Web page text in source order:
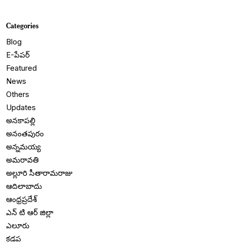
Categories
Blog
E-పేపర్
Featured
News
Others
Updates
అనకాపల్లి
అనంతపురం
అన్నమయ్య
అమరావతి
అల్లూరి సీతారామరాజు
ఆదిలాబాదు
ఆంధ్రప్రదేశ్
ఎన్ టి ఆర్ జిల్లా
ఎలూరు
కడప